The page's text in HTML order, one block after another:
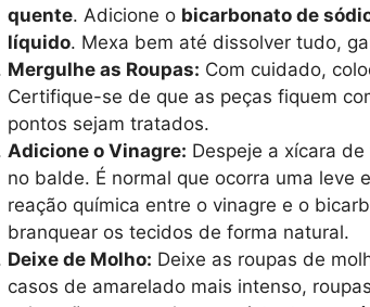
quente. Adicione o bicarbonato de
líquido. Mexa bem até dissolver tudo,
Mergulhe as Roupas: Com cuidado,
Certifique-se de que as peças fiquem
pontos sejam tratados.
Adicione o Vinagre: Despeje a xícara de
no balde. É normal que ocorra uma leve
reação química entre o vinagre e o
branquear os tecidos de forma natural.
Deixe de Molho: Deixe as roupas de
casos de amarelado mais intenso,